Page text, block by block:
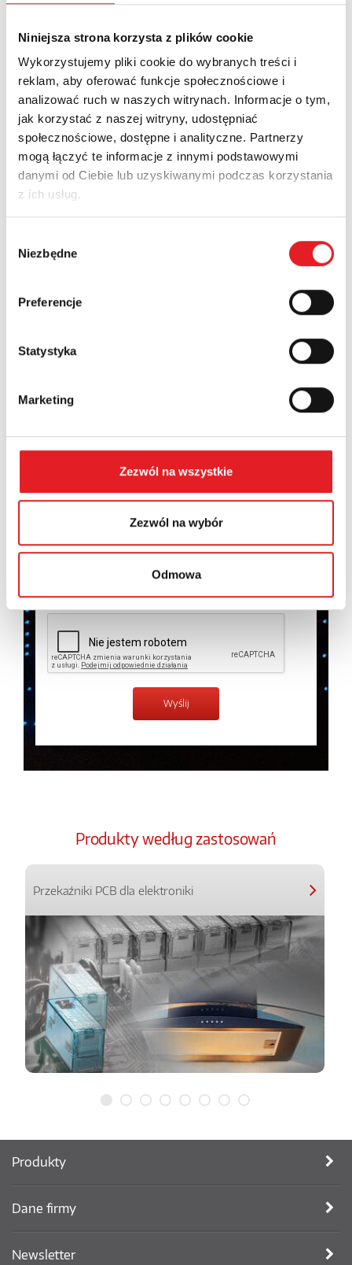
Niniejsza strona korzysta z plików cookie
Wykorzystujemy pliki cookie do wybranych treści i
reklam, aby oferować funkcje społecznościowe i
analizować ruch w naszych witrynach. Informacje o tym,
jak korzystać z naszej witryny, udostępniać
społecznościowe, dostępne i analityczne. Partnerzy
mogą łączyć te informacje z innymi podstawowymi
danymi od Ciebie lub uzyskiwanymi podczas korzystania
z ich usług.
zgody
Niezbędne
Preferencje
Statystyka
Marketing
Zezwól na wszystkie
Zezwól na wybór
Odmowa
Zapytaj o szczegóły oferty
Imię i nazwisko: *
Adres e-mail: *
Nazwa firmy:
Numer telefonu:
osobowych przez Relpol S.A. Więcej informacji na
prywatności.*
Produkty według zastosowań
Przekaźniki PCB dla elektroniki
Produkty
Dane firmy
Newsletter